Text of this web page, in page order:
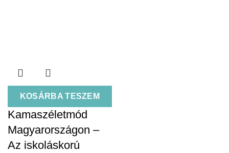
KOSÁRBA TESZEM
Kamaszéletmód
Magyarországon –
Az iskoláskorú